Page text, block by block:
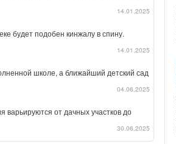
14.01.2025
будет подобен кинжалу в спину.
14.01.2025
школе, а ближайший детский сад
04.06.2025
варьируются от дачных участков до
30.06.2025